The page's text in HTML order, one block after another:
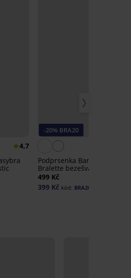
4,7
-20% BRA20
Podprsenka Bamboo Nature
Bralette bezešvá II
499 Kč
399 Kč kód: BRA20